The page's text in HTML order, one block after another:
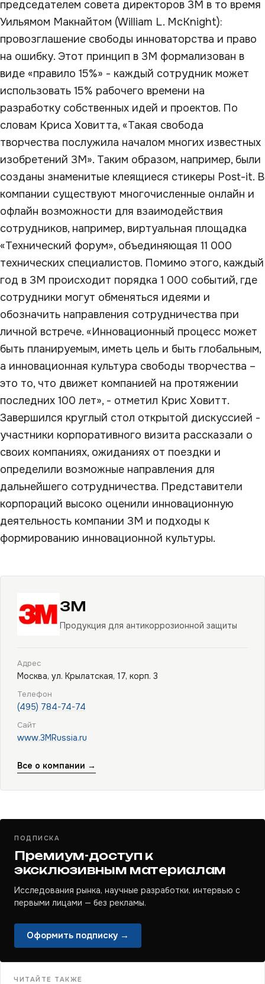
председателем совета директоров 3М в то время
Уильямом Макнайтом (William L. McKnight):
провозглашение свободы инноваторства и право
на ошибку. Этот принцип в 3М формализован в
виде «правило 15%» - каждый сотрудник может
использовать 15% рабочего времени на
разработку собственных идей и проектов. По
словам Криса Ховитта, «Такая свобода
творчества послужила началом многих известных
изобретений 3М». Таким образом, например, были
созданы знаменитые клеящиеся стикеры Post-it. В
компании существуют многочисленные онлайн и
офлайн возможности для взаимодействия
сотрудников, например, виртуальная площадка
«Технический форум», объединяющая 11 000
технических специалистов. Помимо этого, каждый
год в 3М происходит порядка 1 000 событий, где
сотрудники могут обменяться идеями и
обозначить направления сотрудничества при
личной встрече. «Инновационный процесс может
быть планируемым, иметь цель и быть глобальным,
а инновационная культура свободы творчества –
это то, что движет компанией на протяжении
последних 100 лет», - отметил Крис Ховитт.
Завершился круглый стол открытой дискуссией -
участники корпоративного визита рассказали о
своих компаниях, ожиданиях от поездки и
определили возможные направления для
дальнейшего сотрудничества. Представители
корпораций высоко оценили инновационную
деятельность компании 3М и подходы к
формированию инновационной культуры.
3M
Продукция для антикоррозионной защиты
Адрес
Москва, ул. Крылатская, 17, корп. 3
Телефон
(495) 784-74-74
Сайт
www.3MRussia.ru
Все о компании →
ПОДПИСКА
Премиум-доступ к
эксклюзивным материалам
Исследования рынка, научные разработки, интервью с
первыми лицами — без рекламы.
Оформить подписку →
ЧИТАЙТЕ ТАКЖЕ